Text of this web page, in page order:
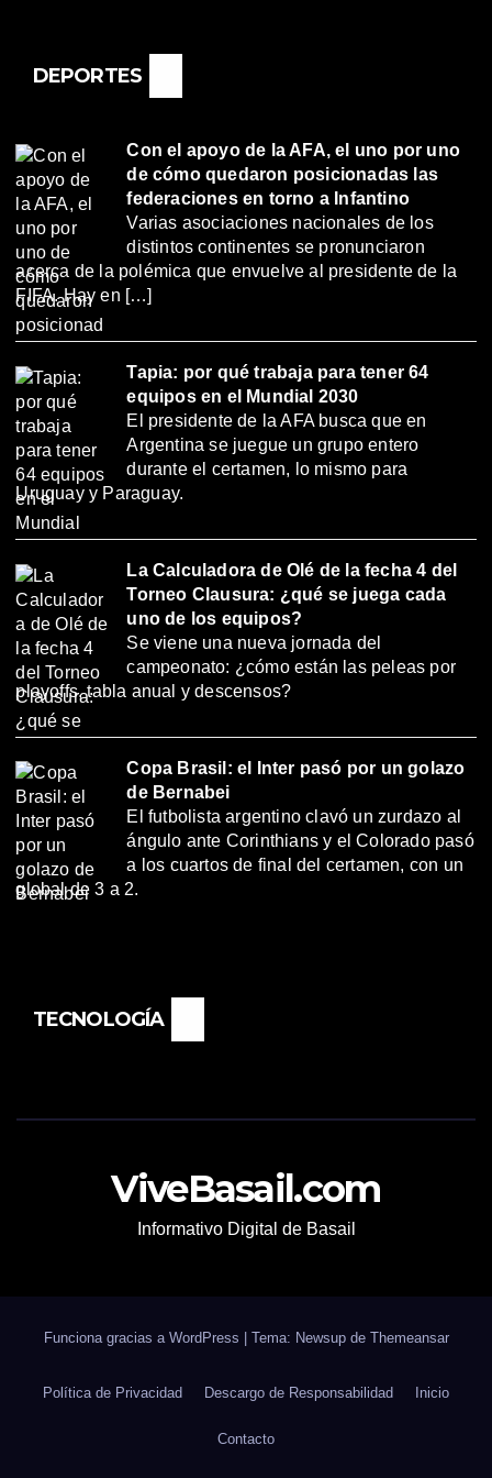
DEPORTES
Con el apoyo de la AFA, el uno por uno
de cómo quedaron posicionadas las
federaciones en torno a Infantino
Varias asociaciones nacionales de los
distintos continentes se pronunciaron
acerca de la polémica que envuelve al presidente de la
FIFA. Hay en […]
Tapia: por qué trabaja para tener 64
equipos en el Mundial 2030
El presidente de la AFA busca que en
Argentina se juegue un grupo entero
durante el certamen, lo mismo para
Uruguay y Paraguay.
La Calculadora de Olé de la fecha 4 del
Torneo Clausura: ¿qué se juega cada
uno de los equipos?
Se viene una nueva jornada del
campeonato: ¿cómo están las peleas por
playoffs, tabla anual y descensos?
Copa Brasil: el Inter pasó por un golazo
de Bernabei
El futbolista argentino clavó un zurdazo al
ángulo ante Corinthians y el Colorado pasó
a los cuartos de final del certamen, con un
global de 3 a 2.
TECNOLOGÍA
ViveBasail.com
Informativo Digital de Basail
Funciona gracias a WordPress Tema: Newsup de Themeansar
Política de Privacidad Descargo de Responsabilidad Inicio
Contacto